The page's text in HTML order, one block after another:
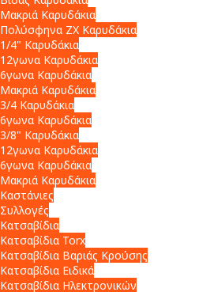
Μακριά Καρυδάκια
Πολύσφηνα ZX Καρυδάκια
1/4" Καρυδάκια
12γωνα Καρυδάκια
6γωνα Καρυδάκια
Μακριά Καρυδάκια
3/4 Καρυδάκια
6γωνα Καρυδάκια
3/8" Καρυδάκια
12γωνα Καρυδάκια
6γωνα Καρυδάκια
Μακριά Καρυδάκια
Καστάνιες
Συλλογές
Κατσαβίδια
Κατσαβίδια Torx
Κατσαβίδια Βαριάς Κρούσης
Κατσαβίδια Ειδικά
Κατσαβίδια Ηλεκτρονικών